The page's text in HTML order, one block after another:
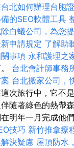
北如何辦理台胞
的SEO軟體工具
白蟻公司，為您
申請規定 了解助
事項 永和護理之
台北會計師事務
台北搬家公司，
次旅行中，它不
隨著綠色的熱帶
明年一月完成他
技巧 新竹推拿療
決疑慮 屋頂防水